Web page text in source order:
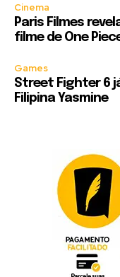
Cinema
Paris Filmes
filme de One
Games
Street Fighter 6
Filipina Yasmine